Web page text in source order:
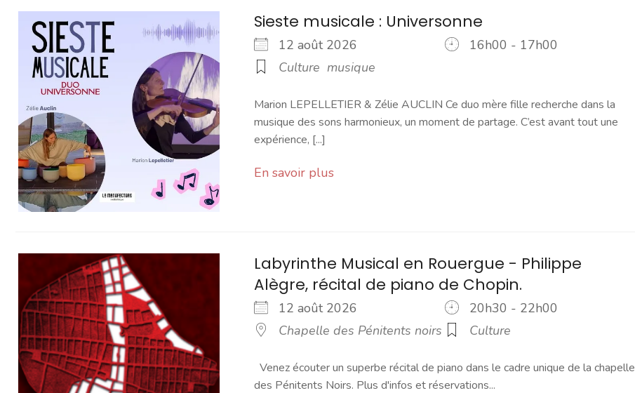
Sieste musicale : Universonne
12 août 2026
16h00 - 17h00
Culture musique
Marion LEPELLETIER & Zélie AUCLIN Ce duo mère fille recherche dans la
musique des sons harmonieux, un moment de partage. C’est avant tout une
expérience, [...]
En savoir plus
Labyrinthe Musical en Rouergue - Philippe
Alègre, récital de piano de Chopin.
12 août 2026
20h30 - 22h00
Chapelle des Pénitents noirs
Culture
Venez écouter un superbe récital de piano dans le cadre unique de la chapelle
des Pénitents Noirs. Plus d'infos et réservations...